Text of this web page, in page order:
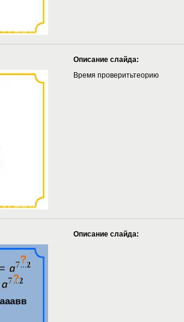
Описание слайда:
Время проверитьтеорию
Описание слайда: